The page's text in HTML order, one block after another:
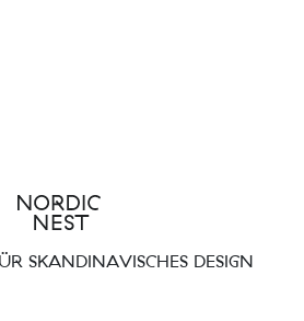
SKANDINAVISCHES DESIGN